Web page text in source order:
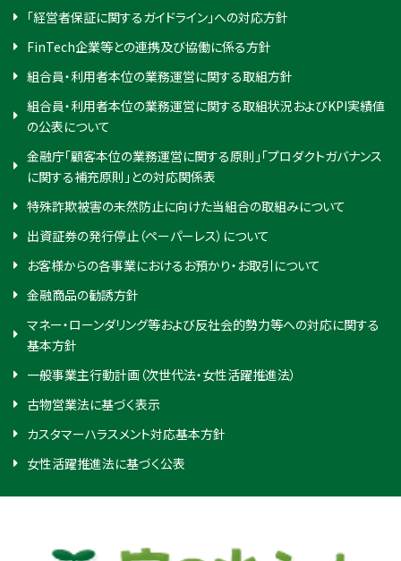
「経営者保証に関するガイドライン」への対応方針
FinTech企業等との連携及び協働に係る方針
組合員・利用者本位の業務運営に関する取組方針
組合員・利用者本位の業務運営に関する取組状況およびKPI実績値
の公表について
金融庁「顧客本位の業務運営に関する原則」「プロダクトガバナンス
に関する補充原則」との対応関係表
特殊詐欺被害の未然防止に向けた当組合の取組みについて
出資証券の発行停止（ペーパーレス）について
お客様からの各事業におけるお預かり・お取引について
金融商品の勧誘方針
マネー・ローンダリング等および反社会的勢力等への対応に関する
基本方針
一般事業主行動計画（次世代法・女性活躍推進法）
古物営業法に基づく表示
カスタマーハラスメント対応基本方針
女性活躍推進法に基づく公表